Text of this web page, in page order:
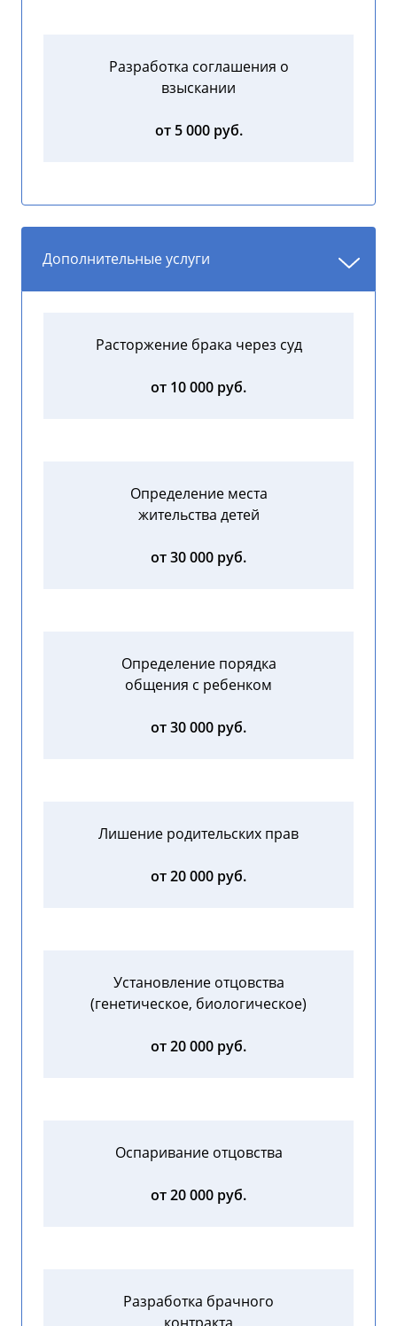
Разработка соглашения о
взыскании
от 5 000 руб.
Дополнительные услуги
Расторжение брака через суд
от 10 000 руб.
Определение места
жительства детей
от 30 000 руб.
Определение порядка
общения с ребенком
от 30 000 руб.
Лишение родительских прав
от 20 000 руб.
Установление отцовства
(генетическое, биологическое)
от 20 000 руб.
Оспаривание отцовства
от 20 000 руб.
Разработка брачного